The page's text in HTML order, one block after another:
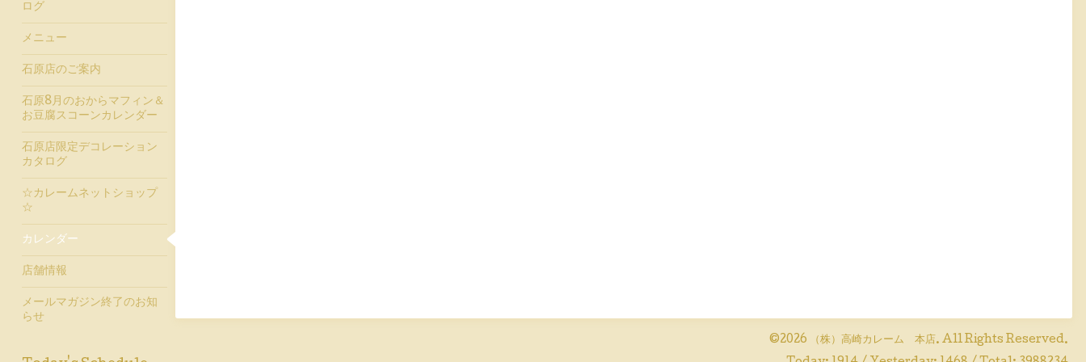
©2026 （株）高崎カレーム 本店. All Rights Reserved.
ログ
メニュー
石原店のご案内
石原8月のおからマフィン＆
お豆腐スコーンカレンダー
石原店限定デコレーション
カタログ
☆カレームネットショップ
☆
カレンダー
店舗情報
メールマガジン終了のお知
らせ